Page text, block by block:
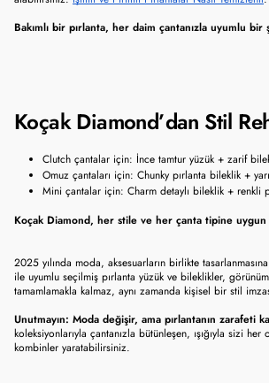
Bakımlı bir pırlanta, her daim çantanızla uyumlu bir
Koçak Diamond’dan Stil
Clutch çantalar için: İnce tamtur yüzük + zarif
Omuz çantaları için: Chunky pırlanta bileklik +
Mini çantalar için: Charm detaylı bileklik + renkli
Koçak Diamond, her stile ve her çanta tipine uygun
2025 yılında moda, aksesuarların birlikte
ile uyumlu seçilmiş pırlanta yüzük ve bileklikler,
tamamlamakla kalmaz, aynı zamanda kişisel bir stil
Unutmayın: Moda değişir, ama pırlantanın zarafeti
koleksiyonlarıyla çantanızla bütünleşen, ışığıyla sizi
kombinler yaratabilirsiniz.